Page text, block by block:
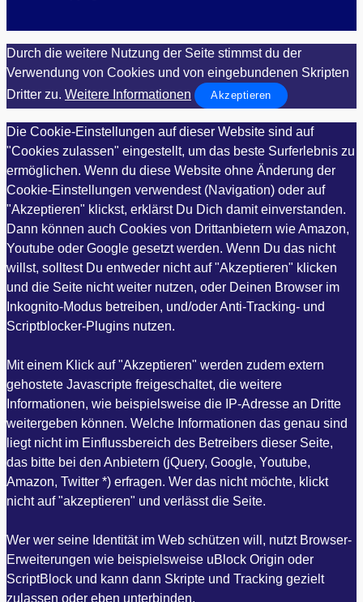
Durch die weitere Nutzung der Seite stimmst du der
Verwendung von Cookies und von eingebundenen Skripten
Dritter zu. Weitere Informationen Akzeptieren
Die Cookie-Einstellungen auf dieser Website sind auf
"Cookies zulassen" eingestellt, um das beste Surferlebnis zu
ermöglichen. Wenn du diese Website ohne Änderung der
Cookie-Einstellungen verwendest (Navigation) oder auf
"Akzeptieren" klickst, erklärst Du Dich damit einverstanden.
Dann können auch Cookies von Drittanbietern wie Amazon,
Youtube oder Google gesetzt werden. Wenn Du das nicht
willst, solltest Du entweder nicht auf "Akzeptieren" klicken
und die Seite nicht weiter nutzen, oder Deinen Browser im
Inkognito-Modus betreiben, und/oder Anti-Tracking- und
Scriptblocker-Plugins nutzen.
Mit einem Klick auf "Akzeptieren" werden zudem extern
gehostete Javascripte freigeschaltet, die weitere
Informationen, wie beispielsweise die IP-Adresse an Dritte
weitergeben können. Welche Informationen das genau sind
liegt nicht im Einflussbereich des Betreibers dieser Seite,
das bitte bei den Anbietern (jQuery, Google, Youtube,
Amazon, Twitter *) erfragen. Wer das nicht möchte, klickt
nicht auf "akzeptieren" und verlässt die Seite.
Wer wer seine Identität im Web schützen will, nutzt Browser-
Erweiterungen wie beispielsweise uBlock Origin oder
ScriptBlock und kann dann Skripte und Tracking gezielt
zulassen oder eben unterbinden.